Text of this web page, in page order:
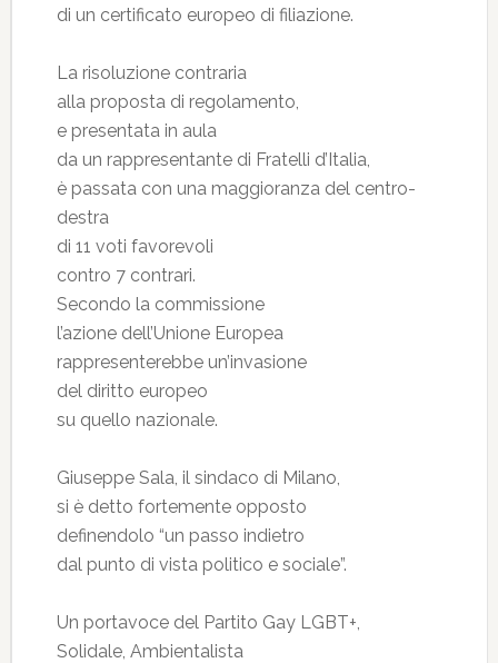
di un certificato europeo di filiazione.
La risoluzione contraria
alla proposta di regolamento,
e presentata in aula
da un rappresentante di Fratelli d’Italia,
è passata con una maggioranza del centro-
destra
di 11 voti favorevoli
contro 7 contrari.
Secondo la commissione
l’azione dell’Unione Europea
rappresenterebbe un’invasione
del diritto europeo
su quello nazionale.
Giuseppe Sala, il sindaco di Milano,
si è detto fortemente opposto
definendolo “un passo indietro
dal punto di vista politico e sociale”.
Un portavoce del Partito Gay LGBT+,
Solidale, Ambientalista